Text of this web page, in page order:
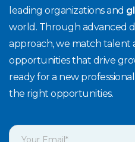
leading organizations and
world. Through advanced
approach, we match talent
opportunities that drive
ready for a new
the right opportunities.